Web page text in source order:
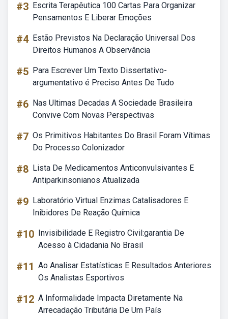
#3 Escrita Terapêutica 100 Cartas Para Organizar
Pensamentos E Liberar Emoções
#4 Estão Previstos Na Declaração Universal Dos
Direitos Humanos A Observância
#5 Para Escrever Um Texto Dissertativo-
argumentativo é Preciso Antes De Tudo
#6 Nas Ultimas Decadas A Sociedade Brasileira
Convive Com Novas Perspectivas
#7 Os Primitivos Habitantes Do Brasil Foram Vítimas
Do Processo Colonizador
#8 Lista De Medicamentos Anticonvulsivantes E
Antiparkinsonianos Atualizada
#9 Laboratório Virtual Enzimas Catalisadores E
Inibidores De Reação Química
#10 Invisibilidade E Registro Civil:garantia De
Acesso à Cidadania No Brasil
#11 Ao Analisar Estatísticas E Resultados Anteriores
Os Analistas Esportivos
#12 A Informalidade Impacta Diretamente Na
Arrecadação Tributária De Um País